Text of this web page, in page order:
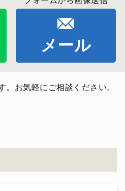
メール
。お気軽にご相談ください。